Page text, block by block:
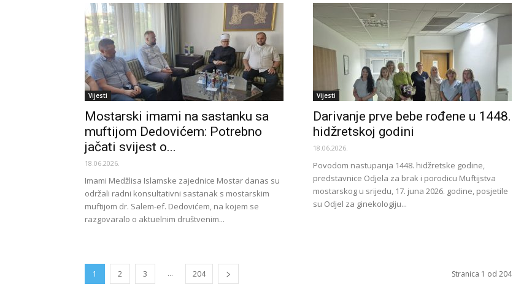
Vijesti
Mostarski imami na sastanku sa
muftijom Dedovićem: Potrebno
jačati svijest o...
18.06.2026.
Imami Medžlisa Islamske zajednice Mostar danas su
održali radni konsultativni sastanak s mostarskim
muftijom dr. Salem-ef. Dedovićem, na kojem se
razgovaralo o aktuelnim društvenim...
Vijesti
Darivanje prve bebe rođene u 1448.
hidžretskoj godini
18.06.2026.
Povodom nastupanja 1448. hidžretske godine,
predstavnice Odjela za brak i porodicu Muftijstva
mostarskog u srijedu, 17. juna 2026. godine, posjetile
su Odjel za ginekologiju...
1 2 3 ... 204 Stranica 1 od 204